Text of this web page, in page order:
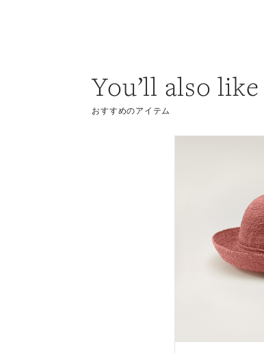
You’ll also like
おすすめのアイテム